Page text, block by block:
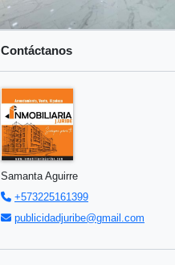
Contáctanos
Samanta Aguirre
+573225161399
publicidadjuribe@gmail.com